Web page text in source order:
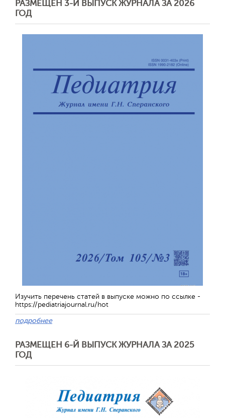
РАЗМЕЩЕН 3-Й ВЫПУСК ЖУРНАЛА ЗА 2026
ГОД
Изучить перечень статей в выпуске можно по ссылке -
https://pediatriajournal.ru/hot
подробнее
РАЗМЕЩЕН 6-Й ВЫПУСК ЖУРНАЛА ЗА 2025
ГОД